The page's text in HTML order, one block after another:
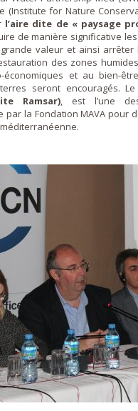
for Nature
l’aire dite de « paysage
de manière significative
valeur et ainsi
des zones
et au bien-
seront encouragés.
Ramsar), est l’une
la Fondation MAVA pour